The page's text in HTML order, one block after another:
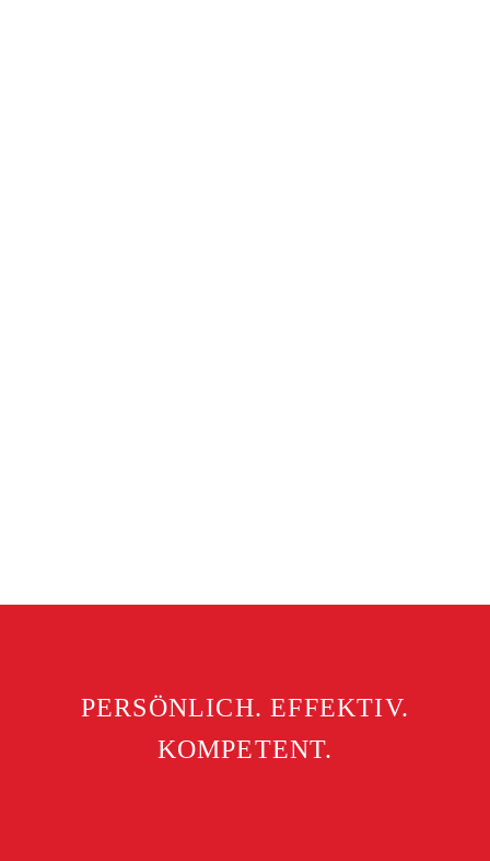
PERSÖNLICH. EFFEKTIV.
KOMPETENT.